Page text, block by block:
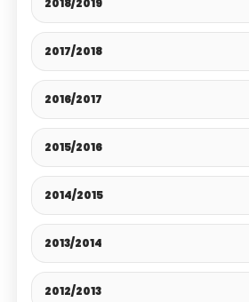
2018/2019
2017/2018
2016/2017
2015/2016
2014/2015
2013/2014
2012/2013